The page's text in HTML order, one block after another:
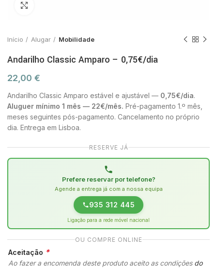
Início Alugar Mobilidade
Andarilho Classic Amparo – 0,75€/dia
22,00 €
Andarilho Classic Amparo estável e ajustável — 0,75€/dia.
Aluguer mínimo 1 mês — 22€/mês. Pré-pagamento 1.º mês,
meses seguintes pós-pagamento. Cancelamento no próprio
dia. Entrega em Lisboa.
RESERVE JÁ
Prefere reservar por telefone?
Agende a entrega já com a nossa equipa
935 312 445
Ligação para a rede móvel nacional
OU COMPRE ONLINE
Aceitação *
Ao fazer a encomenda deste produto aceito as condições do